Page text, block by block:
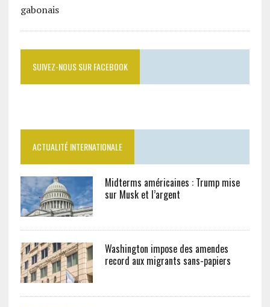
SUIVEZ-NOUS SUR FACEBOOK
ACTUALITÉ INTERNATIONALE
Midterms américaines : Trump mise
sur Musk et l’argent
Washington impose des amendes
record aux migrants sans-papiers